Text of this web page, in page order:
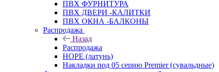
ПВХ ФУРНИТУРА
ПВХ ДВЕРИ -КАЛИТКИ
ПВХ ОКНА -БАЛКОНЫ
Распродажа
Назад
Распродажа
HOPE (латунь)
Накладки под 05 серию Premier (сувальдные)